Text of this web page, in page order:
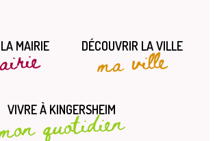
MAIRIE DÉCOUVRIR LA VILLE
ma ville
VIVRE À KINGERSHEIM
quotidien